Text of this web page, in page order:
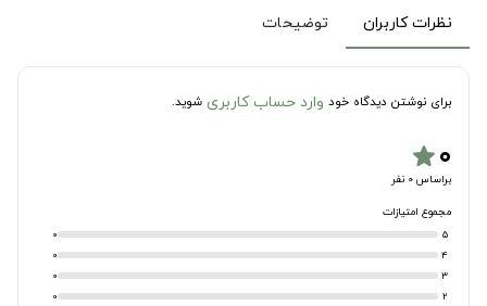
نظرات کاربران توضیحات
برای نوشتن دیدگاه خود وارد حساب کاربری شوید.
۰star
براساس 0 نفر
مجموع امتیازات
5
0
4
0
3
0
2
0